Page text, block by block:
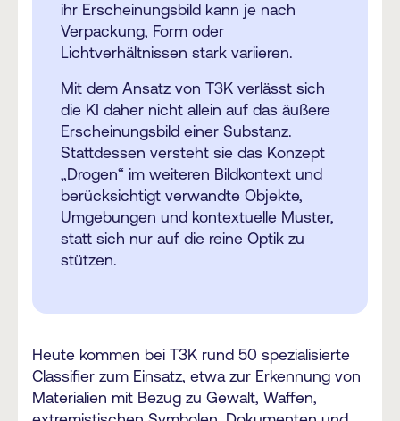
ihr Erscheinungsbild kann je nach
Verpackung, Form oder
Lichtverhältnissen stark variieren.
Mit dem Ansatz von T3K verlässt sich
die KI daher nicht allein auf das äußere
Erscheinungsbild einer Substanz.
Stattdessen versteht sie das Konzept
„Drogen“ im weiteren Bildkontext und
berücksichtigt verwandte Objekte,
Umgebungen und kontextuelle Muster,
statt sich nur auf die reine Optik zu
stützen.
Heute kommen bei T3K rund 50 spezialisierte
Classifier zum Einsatz, etwa zur Erkennung von
Materialien mit Bezug zu Gewalt, Waffen,